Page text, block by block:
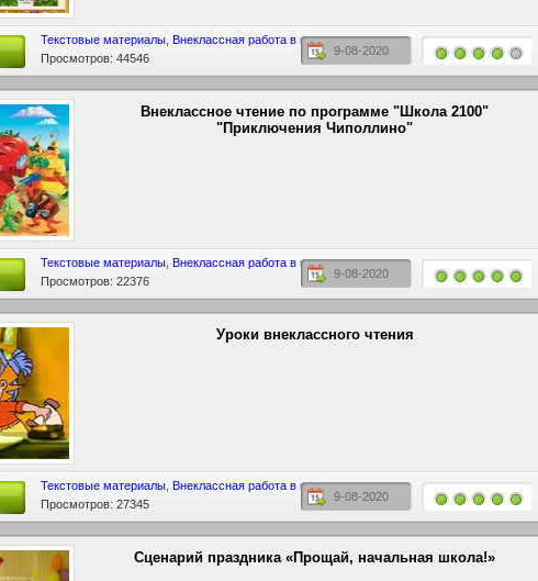
Текстовые материалы Внеклассная работа в школе
Просмотров: 44546
9-08-2020
Внеклассное чтение по программе "Школа 2100"
"Приключения Чиполлино"
Текстовые материалы Внеклассная работа в школе
Просмотров: 22376
9-08-2020
Уроки внеклассного чтения
Текстовые материалы Внеклассная работа в школе
Просмотров: 27345
9-08-2020
Сценарий праздника «Прощай, начальная школа!»